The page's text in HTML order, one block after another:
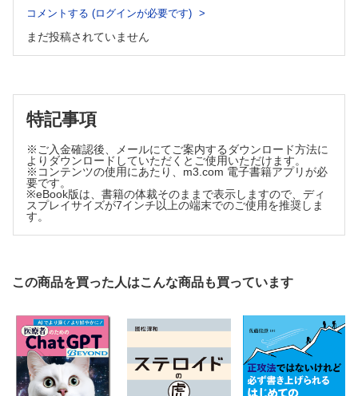
2.VAKモデルで自分と患者さんを分析する
4.特殊な場面での患者コミュニケーション
4.用意したシナリオが通用しなかったとき
6.子どもの患者さんに特別な配慮は必要か
7.高齢者の患者さんへの対応はどうするのか
［コラム］コミュニケーションを取る上での便利ツール.
8.悪い病気が疑われる患者さんにはどう伝えるか
5.患者コミュニケーションが苦手という医師へ
3.梅岡流ストレスマネジメント
5.患者さんが信頼するには
6.患者コミュニケーションでの行き違い
7.患者さんのニーズをカルテに入力
8.ロールモデルを見つけて真似る
9.「また来たい」と思われるクリニックになるために
コメントする (ログインが必要です)
まだ投稿されていません
特記事項
※ご入金確認後、メールにてご案内するダウンロード方法に
よりダウンロードしていただくとご使用いただけます。
※コンテンツの使用にあたり、m3.com 電子書籍アプリが必
要です。
※eBook版は、書籍の体裁そのままで表示しますので、ディ
スプレイサイズが7インチ以上の端末でのご使用を推奨しま
す。
この商品を買った人はこんな商品も買っています